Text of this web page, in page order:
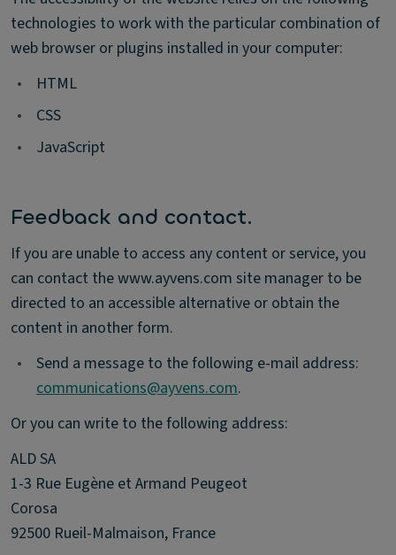
technologies to work with the particular combination of
web browser or plugins installed in your computer:
•
HTML
•
CSS
•
JavaScript
Feedback and contact.
If you are unable to access any content or service, you
can contact the www.ayvens.com site manager to be
directed to an accessible alternative or obtain the
content in another form.
•
Send a message to the following e-mail address:
communications@ayvens.com.
Or you can write to the following address:
ALD SA
1-3 Rue Eugène et Armand Peugeot
Corosa
92500 Rueil-Malmaison, France